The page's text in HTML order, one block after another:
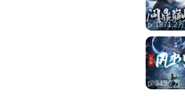
1871.2万
345.7万